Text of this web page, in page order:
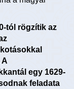
tól rögzítik az
egy 1629-
feladata